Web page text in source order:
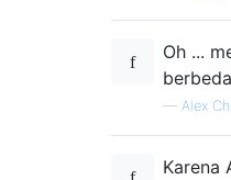
Oh ...
— Alex
Karena